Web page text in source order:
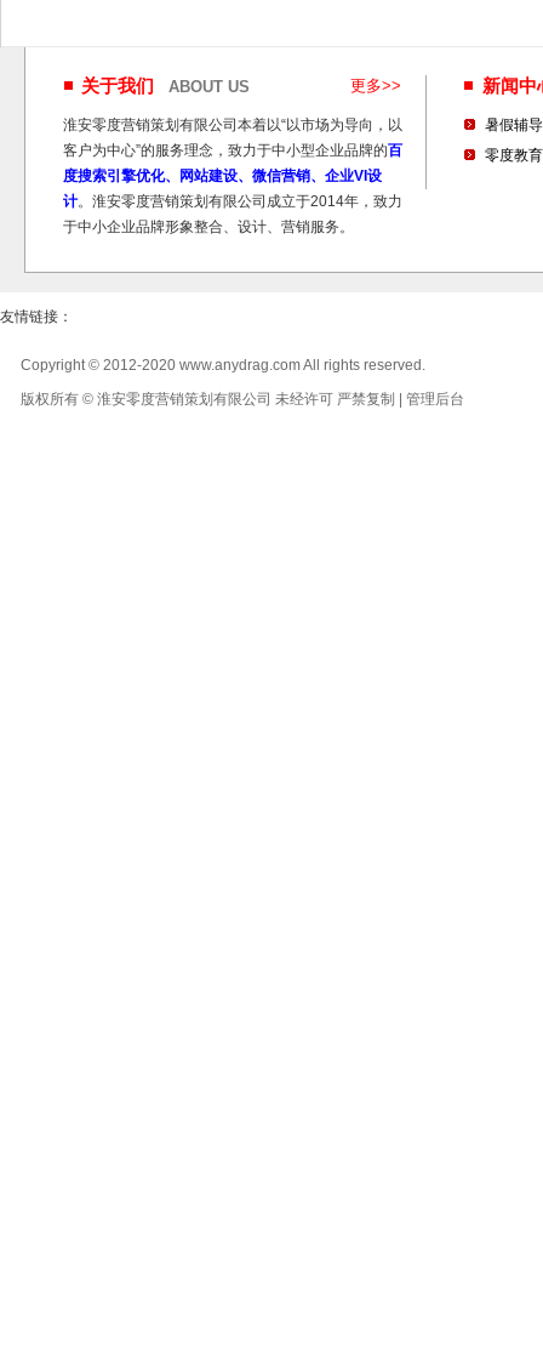
更多>>
关于我们 ABOUT US
淮安零度营销策划有限公司本着以“以市场为导向，以
客户为中心”的服务理念，致力于中小型企业品牌的百
度搜索引擎优化、网站建设、微信营销、企业VI设
计。淮安零度营销策划有限公司成立于2014年，致力
于中小企业品牌形象整合、设计、营销服务。
新闻
暑假辅
零度教
友情链接：
Copyright © 2012-2020 www.anydrag.com All rights reserved.
版权所有 © 淮安零度营销策划有限公司 未经许可 严禁复制 | 管理后台